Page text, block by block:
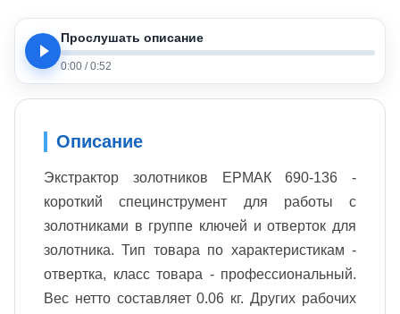
Прослушать описание
0:00 / 0:52
Описание
Экстрактор золотников ЕРМАК 690-136 -
короткий специнструмент для работы с
золотниками в группе ключей и отверток для
золотника. Тип товара по характеристикам -
отвертка, класс товара - профессиональный.
Вес нетто составляет 0.06 кг. Других рабочих